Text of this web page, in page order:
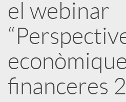
x
e
s
el webinar
financeres